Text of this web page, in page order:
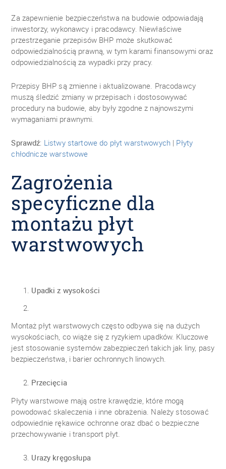
Za zapewnienie bezpieczeństwa na budowie odpowiadają
inwestorzy, wykonawcy i pracodawcy. Niewłaściwe
przestrzeganie przepisów BHP może skutkować
odpowiedzialnością prawną, w tym karami finansowymi oraz
odpowiedzialnością za wypadki przy pracy.
Przepisy BHP są zmienne i aktualizowane. Pracodawcy
muszą śledzić zmiany w przepisach i dostosowywać
procedury na budowie, aby były zgodne z najnowszymi
wymaganiami prawnymi.
Sprawdź: Listwy startowe do płyt warstwowych | Płyty
chłodnicze warstwowe
Zagrożenia
specyficzne dla
montażu płyt
warstwowych
Upadki z wysokości
Montaż płyt warstwowych często odbywa się na dużych
wysokościach, co wiąże się z ryzykiem upadków. Kluczowe
jest stosowanie systemów zabezpieczeń takich jak liny, pasy
bezpieczeństwa, i barier ochronnych linowych.
Przecięcia
Płyty warstwowe mają ostre krawędzie, które mogą
powodować skaleczenia i inne obrażenia. Należy stosować
odpowiednie rękawice ochronne oraz dbać o bezpieczne
przechowywanie i transport płyt.
Urazy kręgosłupa